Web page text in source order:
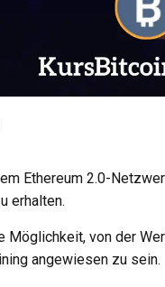
Ethereum 2.0-
erhalten.
von der
angewiesen zu sein.